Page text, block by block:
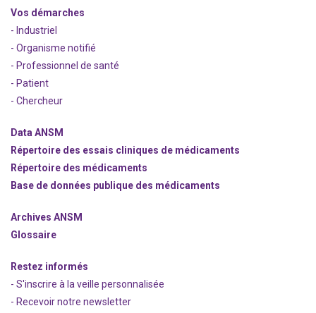
Vos démarches
- Industriel
- Organisme notifié
- Professionnel de santé
- Patient
- Chercheur
Data ANSM
Répertoire des essais cliniques de médicaments
Répertoire des médicaments
Base de données publique des médicaments
Archives ANSM
Glossaire
Restez informés
- S'inscrire à la veille personnalisée
- Recevoir notre newsletter